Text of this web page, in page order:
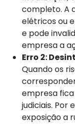
completo. A
elétricos ou
e pode
empresa a
Erro 2:
Quando os
empresa
judiciais. Por
exposição a